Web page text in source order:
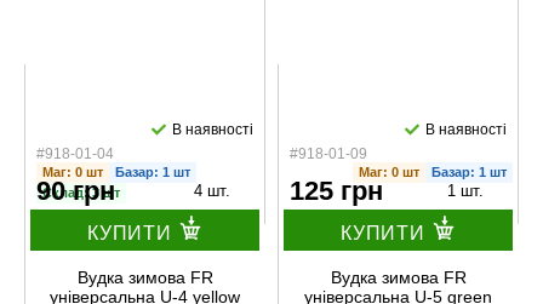
#918-01-04
В наявності
Маг: 0 шт
Базар: 1 шт
Склад: 3 шт
90 грн 4 шт.
КУПИТИ
Вудка зимова FR
універсальна U-4 yellow
#918-01-09
В наявності
Маг: 0 шт Базар: 1 шт
125 грн 1 шт.
КУПИТИ
Вудка зимова FR
універсальна U-5 green